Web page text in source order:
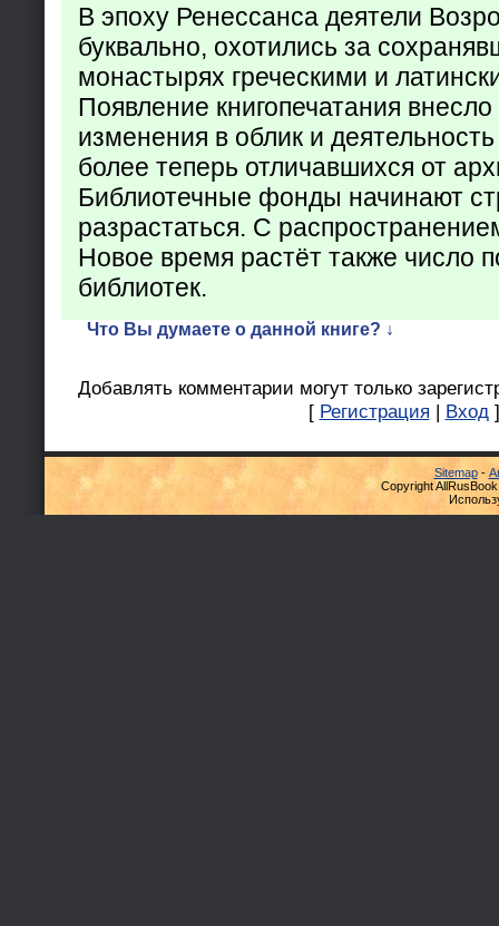
В эпоху Ренессанса деятели
буквально, охотились за
монастырях греческими и
Появление книгопечатания
изменения в облик и
более теперь отличавшихся от
Библиотечные фонды начинают
разрастаться. С
Новое время растёт также число
библиотек.
Что Вы думаете о данной книге? ↓
Добавлять комментарии могут только
[ Регистрация | Вход ]
Sitemap-
Copyright